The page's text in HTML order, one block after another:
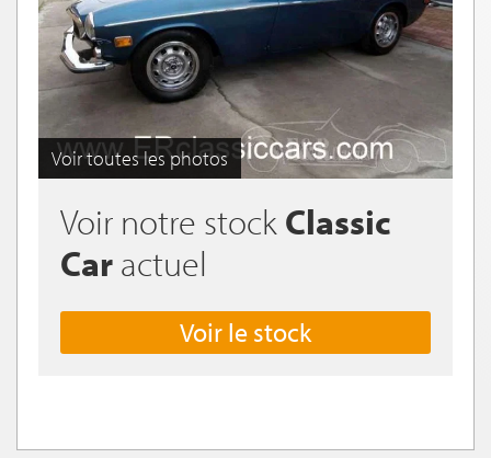
Voir toutes les photos
Voir notre stock Classic
Car actuel
Voir le stock